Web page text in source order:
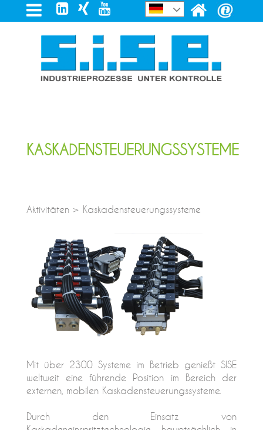
KASKADENSTEUERUNGSSYSTEME
Aktivitäten > Kaskadensteuerungssysteme
Mit über 2300 Systeme im Betrieb genießt SISE
weltweit eine führende Position im Bereich der
externen, mobilen Kaskadensteuerungssysteme.
Durch den Einsatz von